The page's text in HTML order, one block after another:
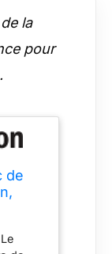
la
pour
de